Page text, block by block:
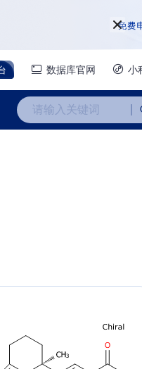
数据库官网 小
请输入关键词